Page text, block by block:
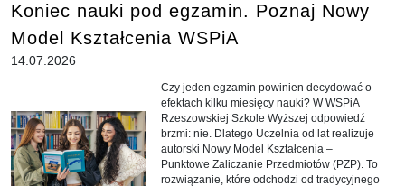
Koniec nauki pod egzamin. Poznaj Nowy
Model Kształcenia WSPiA
14.07.2026
Czy jeden egzamin powinien decydować o
efektach kilku miesięcy nauki? W WSPiA
Rzeszowskiej Szkole Wyższej odpowiedź
brzmi: nie. Dlatego Uczelnia od lat realizuje
autorski Nowy Model Kształcenia –
Punktowe Zaliczanie Przedmiotów (PZP). To
rozwiązanie, które odchodzi od tradycyjnego